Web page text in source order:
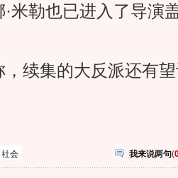
米勒也已进入了导演
集的大反派还有望
社会 我来说两句(